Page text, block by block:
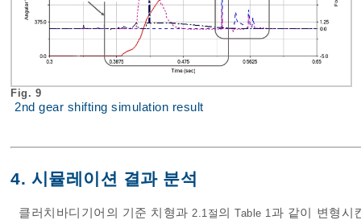
Fig. 9
2nd gear shifting simulation result
4. 시뮬레이션 결과 분석
클러치바디기어의 기준 치형과 2.1절 의Table 1 과 같이 변형시